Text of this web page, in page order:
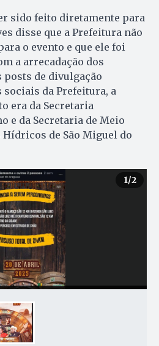
sido feito diretamente para
disse que a Prefeitura não
o evento e que ele foi
a arrecadação dos
de divulgação
da Prefeitura, a
era da Secretaria
e da Secretaria de Meio
Hídricos de São Miguel do
1/2